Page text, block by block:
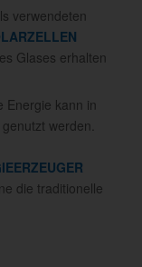
verwendeten
Glases erhalten
Energie kann in
werden.
die traditionelle